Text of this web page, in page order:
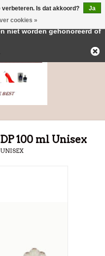
100 ml Unisex
verbeteren. Is dat akkoord?
Ja
cookies »
Deze winkel is in aanbouw.
niet worden gehonoreerd of